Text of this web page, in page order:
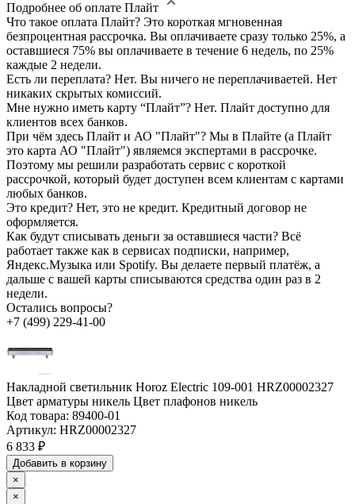
Подробнее об оплате Плайт
Что такое оплата Плайт? Это короткая мгновенная
безпроцентная рассрочка. Вы оплачиваете сразу только 25%, а
оставшиеся 75% вы оплачиваете в течение 6 недель, по 25%
каждые 2 недели.
Есть ли переплата? Нет. Вы ничего не переплачиваетей. Нет
никаких скрытых комиссий.
Мне нужно иметь карту “Плайт”? Нет. Плайт доступно для
клиентов всех банков.
При чём здесь Плайт и АО "Плайт"? Мы в Плайте (а Плайт
это карта АО "Плайт") являемся экспертами в рассрочке.
Поэтому мы решили разработать сервис с короткой
рассрочкой, который будет доступен всем клиентам с картами
любых банков.
Это кредит? Нет, это не кредит. Кредитный договор не
оформляется.
Как будут списывать деньги за оставшиеся части? Всё
работает также как в сервисах подписки, например,
Яндекс.Музыка или Spotify. Вы делаете первый платёж, а
дальше с вашей карты списываются средства один раз в 2
недели.
Остались вопросы?
+7 (499) 229-41-00
Накладной светильник Horoz Electric 109-001 HRZ00002327
Цвет арматуры никель Цвет плафонов никель
Код товара: 89400-01
Артикул: HRZ00002327
6 833 ₽
Добавить в корзину
×
×